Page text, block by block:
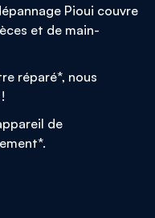
Pioui couvre
et de main-
réparé*, nous
de